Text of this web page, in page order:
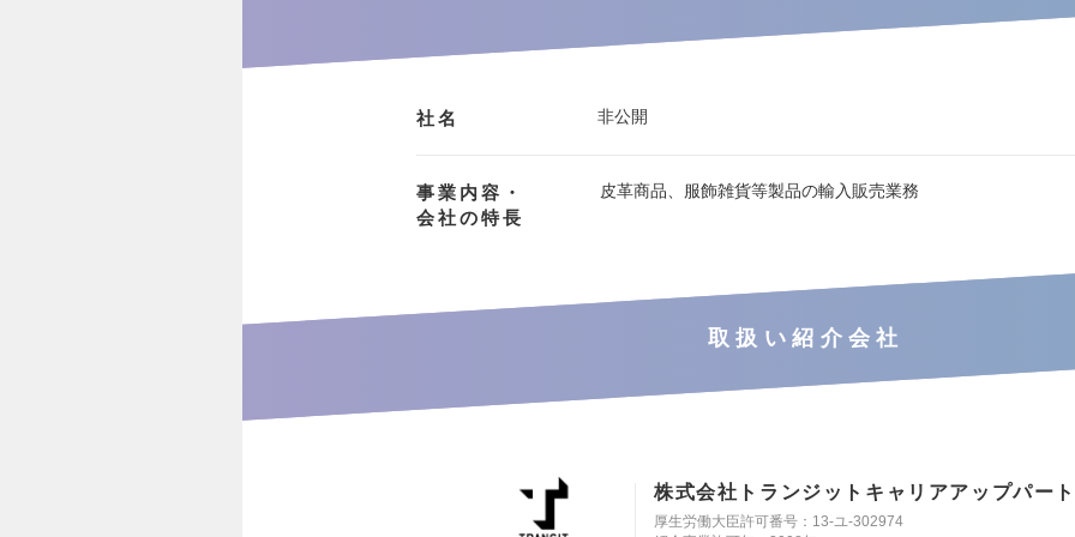
社名 非公開
事業内容・
会社の特長
皮革商品、服飾雑貨等製品の輸入販売業務
取扱い紹介会社
株式会社トランジットキャリアアップパー
厚生労働大臣許可番号：13-ユ-302974